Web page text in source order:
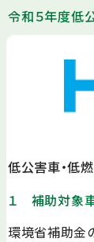
令和５年度低
低公害車・低
１ 補助対象
環境省補助金